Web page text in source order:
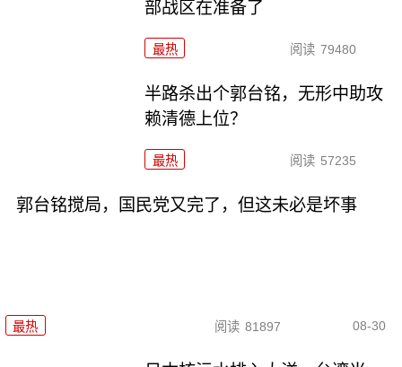
部战区在准备了
最热 阅读 79480
半路杀出个郭台铭，无形中助攻
赖清德上位？
最热 阅读 57235
郭台铭搅局，国民党又完了，但这未必是坏事
最热 阅读 81897 08-30